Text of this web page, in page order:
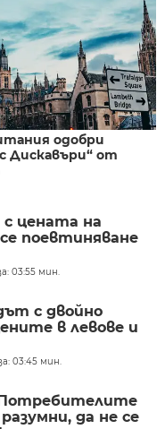
одобри
Дискавъри“ от
с цената на
поевтиняване
03:55 мин.
с двойно
в левове и
03:45 мин.
Потребителите
да не се